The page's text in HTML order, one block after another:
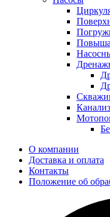
О компании
Доставка и оплата
Контакты
Положение об